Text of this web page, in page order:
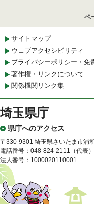
ペ
サイトマップ
ウェブアクセシビリティ
プライバシーポリシー・免
著作権・リンクについて
関係機関リンク集
埼玉県庁
県庁へのアクセス
〒330-9301 埼玉県さいたま市浦
電話番号：048-824-2111（代表）
法人番号：1000020110001